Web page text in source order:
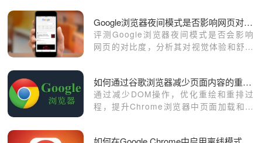
Google浏览器夜间模式是否影响网页对比度
评测Google浏览器夜间模式是否会影响
网页的对比度，分析其对视觉体验和舒适
如何通过谷歌浏览器减少页面内容的重绘和重排
通过减少DOM操作，优化重绘和重排过
程，提升Chrome浏览器中页面加载和渲